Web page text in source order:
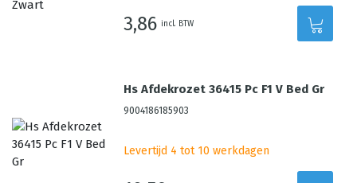
3,86 incl. BTW
Hs Afdekrozet 36415 Pc F1 V Bed Gr
9004186185903
Levertijd 4 tot 10 werkdagen